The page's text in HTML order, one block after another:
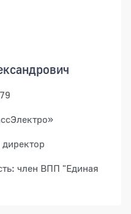
член ВПП "Единая